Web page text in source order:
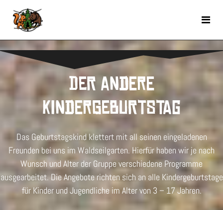
Der andere
Kindergeburtstag
Das Geburtstagskind klettert mit all seinen eingeladenen
Freunden bei uns im Waldseilgarten. Hierfür haben wir je nach
Wunsch und Alter der Gruppe verschiedene Programme
ausgearbeitet. Die Angebote richten sich an alle Kindergeburtstage
für Kinder und Jugendliche im Alter von 3 – 17 Jahren.